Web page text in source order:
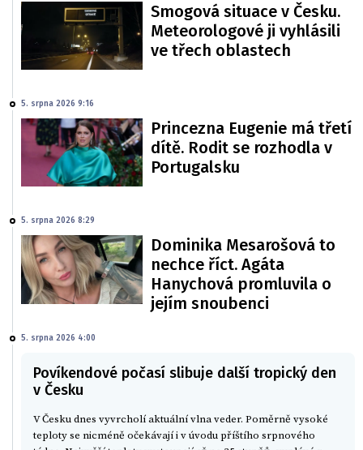
Smogová situace v Česku.
Meteorologové ji vyhlásili
ve třech oblastech
5. srpna 2026 9:16
Princezna Eugenie má třetí
dítě. Rodit se rozhodla v
Portugalsku
5. srpna 2026 8:29
Dominika Mesarošová to
nechce říct. Agáta
Hanychová promluvila o
jejím snoubenci
5. srpna 2026 4:00
Povíkendové počasí slibuje další tropický den
v Česku
V Česku dnes vyvrcholí aktuální vlna veder. Poměrně vysoké
teploty se nicméně očekávají i v úvodu příštího srpnového